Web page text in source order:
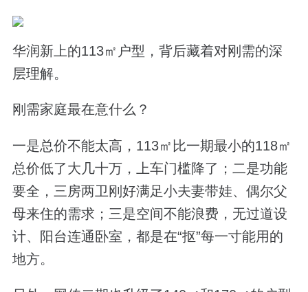
华润新上的113㎡户型，背后藏着对刚需的深
层理解。
刚需家庭最在意什么？
一是总价不能太高 ， 113㎡比一期最小的118㎡
总价低了大几十万，上车门槛降了；二是功能
要全 ，三房两卫刚好满足小夫妻带娃、偶尔父
母来住的需求；三是空间不能浪费 ，无过道设
计、阳台连通卧室，都是在“抠”每一寸能用的
地方。